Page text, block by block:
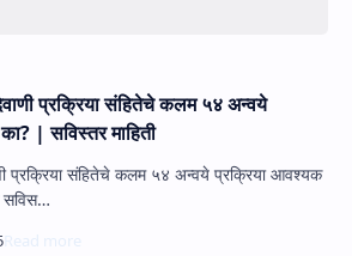
प्रक्रिया संहितेचे कलम ५४ अन्वये
| सविस्तर माहिती
प्रक्रिया संहितेचे कलम ५४ अन्वये प्रक्रिया आवश्यक
आहे का? | सविस्तर माहिती सविस…